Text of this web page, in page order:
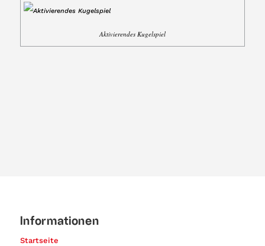
Aktivierendes Kugelspiel
Informationen
Startseite